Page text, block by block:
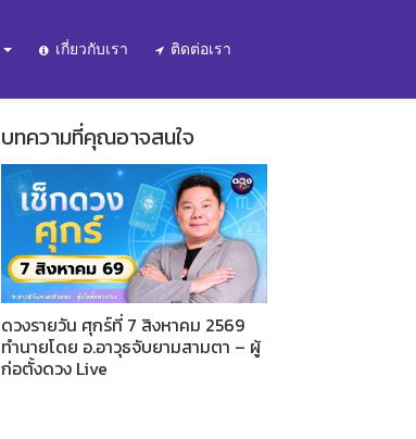
เกี่ยวกับเรา ติดต่อเรา
บทความที่คุณอาจสนใจ
ดวงรายวัน ศุกร์ที่ 7 สิงหาคม 2569
ทำนายโดย อ.อาวุธจับยามสามตา – ผู้
ก่อตั้งดวง Live